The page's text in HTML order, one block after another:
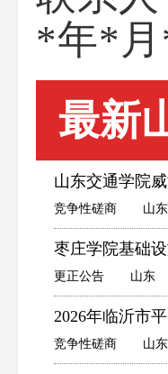
*年*月
最新
山东交通学院
竞争性磋商 山东
枣庄学院基础
更正公告 山东
2026年临沂市
竞争性磋商 山东